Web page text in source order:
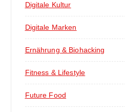
Digitale Kultur
Digitale Marken
Ernährung & Biohacking
Fitness & Lifestyle
Future Food